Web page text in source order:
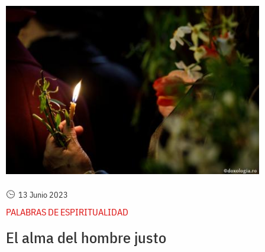
13 Junio 2023
PALABRAS DE ESPIRITUALIDAD
El alma del hombre justo